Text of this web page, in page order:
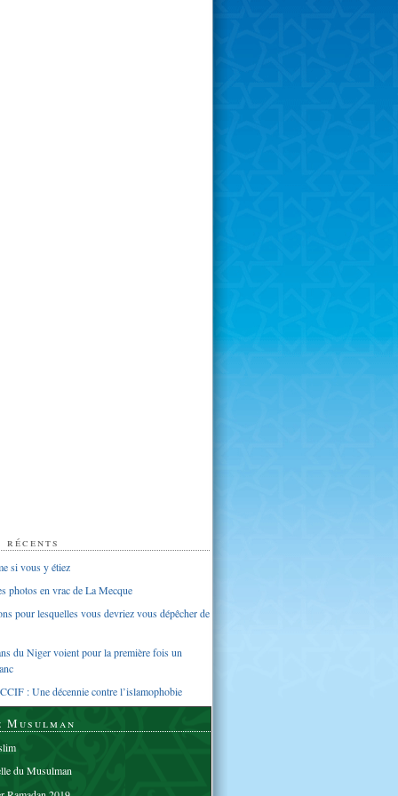
si vous y étiez
photos en vrac de La Mecque
pour lesquelles vous devriez vous dépêcher de
du Niger voient pour la première fois un
: Une décennie contre l’islamophobie
Musulman
du Musulman